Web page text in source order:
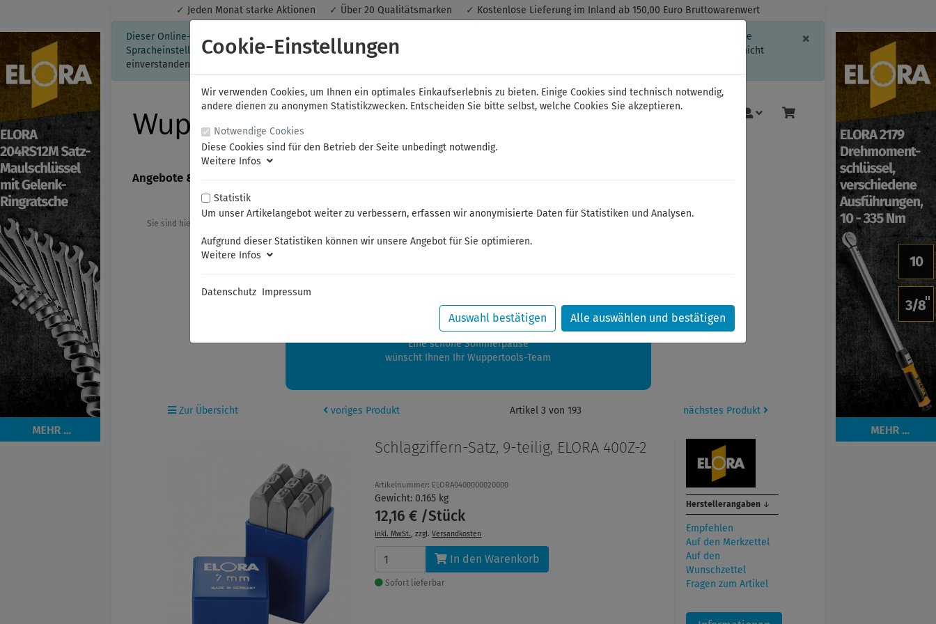
✓ Jeden Monat starke Aktionen ✓ Über 20 Qualitätsmarken ✓ Kostenlose Lieferung im Inland ab 150,00 Euro Bruttowarenwert
× Schließen
Dieser Online-Shop verwendet Cookies für ein optimales Einkaufserlebnis. Dabei werden beispielsweise die Session-Informationen oder die
Spracheinstellung auf Ihrem Rechner gespeichert. Ohne Cookies ist der Funktionsumfang des Online-Shops eingeschränkt.
Sind Sie damit nicht
einverstanden, klicken Sie bitte hier.
Angebote & Neuheiten FAMAG NWS ELORA FELO Bauer & Böcker Mehr
Sie sind hier:
Sommerferien
zwischen 28.07.2026 und 21.08.2026 machen auch wir Urlaub.
Ihre Bestellungen in diesem Zeitraum werden ab dem 24.08.2026 verschickt.
Eine schöne Sommerpause
wünscht Ihnen Ihr Wuppertools-Team
Zur Übersicht voriges Produkt Artikel 3 von 193 nächstes Produkt
Schlagziffern-Satz, 9-teilig, ELORA 400Z-2
Artikelnummer: ELORA0400000020000
Gewicht: 0.165 kg
12,16 € /Stück
inkl. MwSt., zzgl.Versandkosten
In den Warenkorb
Sofort lieferbar
Herstellerangaben ↓
Empfehlen
Auf den Merkzettel
Auf den
Wunschzettel
Fragen zum Artikel
Cookie-Einstellungen
Wir verwenden Cookies, um Ihnen ein optimales Einkaufserlebnis zu bieten. Einige Cookies sind technisch notwendig,
andere dienen zu anonymen Statistikzwecken. Entscheiden Sie bitte selbst, welche Cookies Sie akzeptieren.
Notwendige Cookies
Diese Cookies sind für den Betrieb der Seite unbedingt notwendig.
Weitere Infos
Statistik
Um unser Artikelangebot weiter zu verbessern, erfassen wir anonymisierte Daten für Statistiken und Analysen.
Aufgrund dieser Statistiken können wir unsere Angebot für Sie optimieren.
Weitere Infos
Datenschutz Impressum
Auswahl bestätigen Alle auswählen und bestätigen